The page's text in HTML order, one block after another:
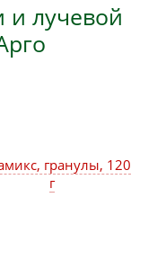
и лучевой
гранулы, 120
г